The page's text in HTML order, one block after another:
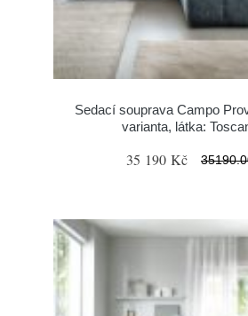
Sedací souprava Campo
varianta, látka:
35 190 Kč